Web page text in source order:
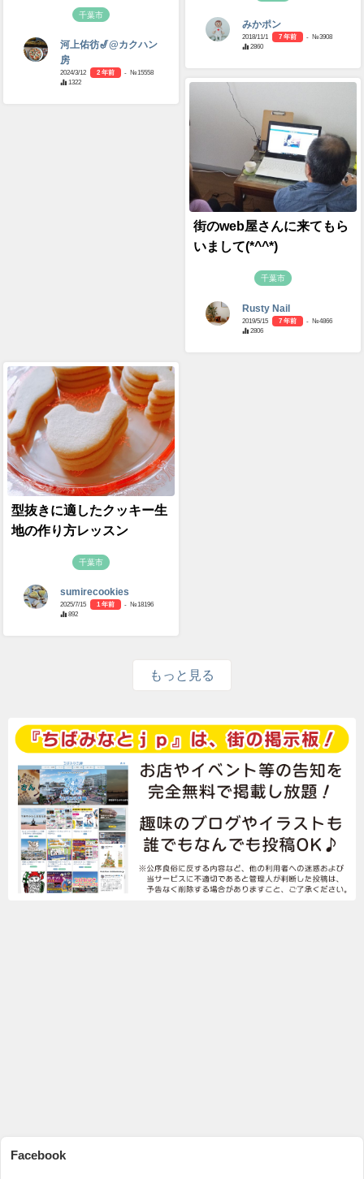
千葉市
河上佑彷🎷@カクハン
房
2024/3/12 2 年前
- №15558
1322
みかポン
2018/11/1 7 年前
- №3908
2860
街のweb屋さんに来てもら
いまして(*^^*)
千葉市
Rusty Nail
2019/5/15 7 年前
- №4866
2806
型抜きに適したクッキー生
地の作り方レッスン
千葉市
sumirecookies
2025/7/15 1 年前
- №18196
892
もっと見る
Facebook